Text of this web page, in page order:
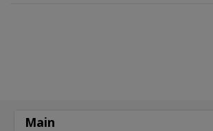
Main